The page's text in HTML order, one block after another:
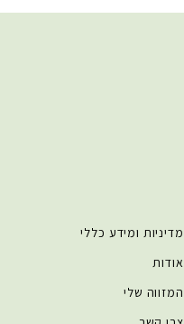
מדיניות ומידע כללי
אודות
המזווה שלי